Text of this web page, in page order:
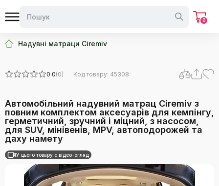
0
Надувні матраци Ciremiv
0.0(0) Код товару: 45308
Автомобільний надувний матрац Ciremiv з
повним комплектом аксесуарів для кемпінгу,
герметичний, зручний і міцний, з насосом,
для SUV, мінівенів, MPV, автоподорожей та
даху намету
У цього товару є відео-огляд